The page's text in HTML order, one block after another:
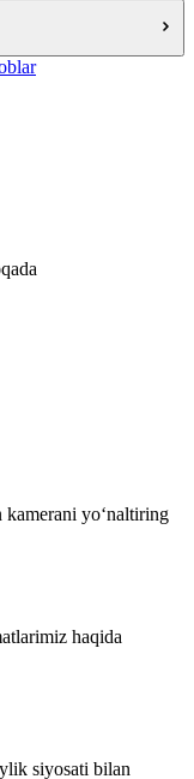
yo‘naltiring
haqida
siyosati bilan